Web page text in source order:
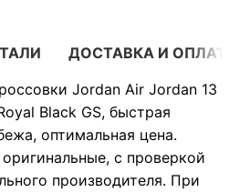
ДОСТАВКА И ОПЛАТА
Jordan Air Jordan 13
Black GS, быстрая
оптимальная цена.
с проверкой
производителя. При